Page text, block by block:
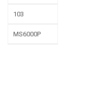
103
MS6000P